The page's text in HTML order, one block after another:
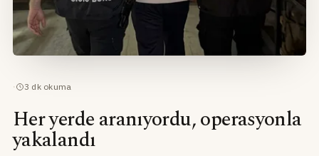
· 3 dk okuma
Her yerde aranıyordu, operasyonla
yakalandı